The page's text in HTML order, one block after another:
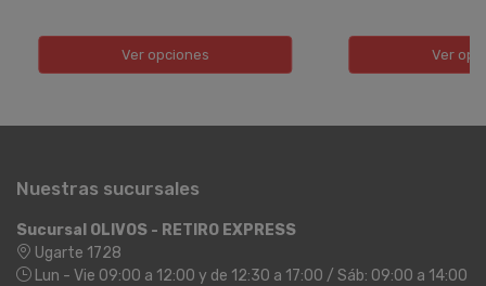
Ver opciones Ver
Nuestras sucursales
Sucursal OLIVOS - RETIRO EXPRESS
Ugarte 1728
Lun - Vie 09:00 a 12:00 y de 12:30 a 17:00 / Sáb: 09:00 a 14:00